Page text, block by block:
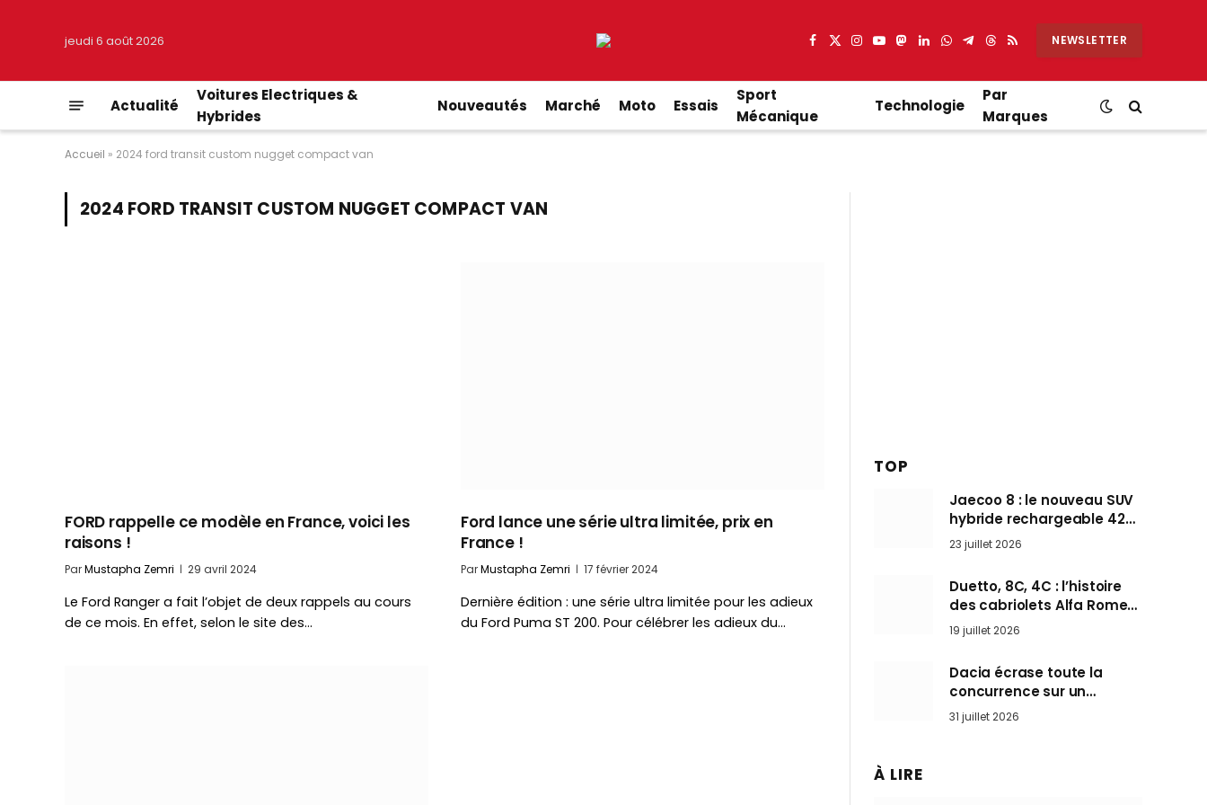
jeudi 6 août 2026 Facebook
X
Instagram
YouTube
Mastodon
LinkedIn
WhatsApp
Partager
Telegram
Threads
RSS NEWSLETTER
Actualité
Voitures Electriques &
Hybrides
Nouveautés Marché Moto Essais
Sport
Mécanique
Technologie
Par
Marques
Accueil » 2024 ford transit custom nugget compact van
2024 FORD TRANSIT CUSTOM NUGGET COMPACT VAN
FORD rappelle ce modèle en France, voici les
raisons !
ParMustapha Zemri 29 avril 2024
Le Ford Ranger a fait l’objet de deux rappels au cours
de ce mois. En effet, selon le site des…
Ford lance une série ultra limitée, prix en
France !
ParMustapha Zemri 17 février 2024
Dernière édition : une série ultra limitée pour les adieux
du Ford Puma ST 200. Pour célébrer les adieux du…
TOP
Jaecoo 8 : le nouveau SUV
hybride rechargeable 428
ch qui vise l’Audi Q7 arrive
en Europe cet automne
23 juillet 2026
Duetto, 8C, 4C : l’histoire
des cabriolets Alfa Romeo,
ces Spider qui ont défini
l’art de rouler cheveux au
vent
19 juillet 2026
Dacia écrase toute la
concurrence sur un
marché où personne ne
l’attendait
31 juillet 2026
À LIRE